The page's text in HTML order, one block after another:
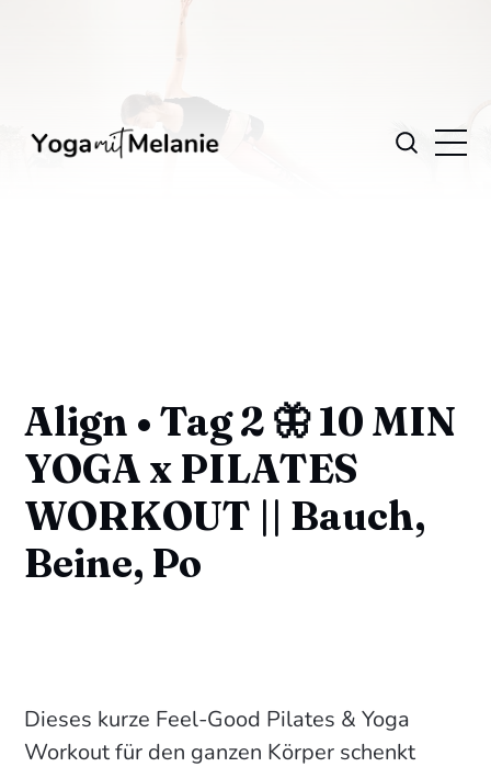
Align • Tag 2 🦋 10 MIN
YOGA x PILATES
WORKOUT || Bauch,
Beine, Po
Dieses kurze Feel-Good Pilates & Yoga
Workout für den ganzen Körper schenkt